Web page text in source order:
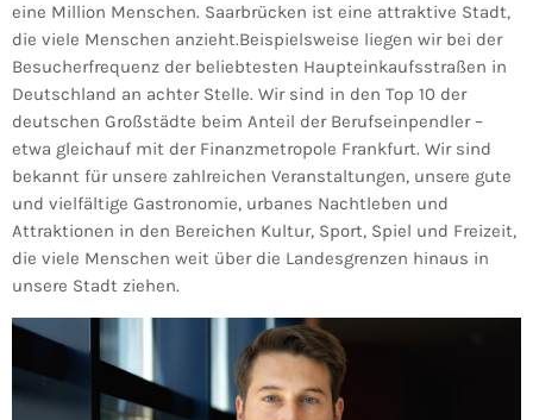
eine Million Menschen. Saarbrücken ist eine attraktive Stadt,
die viele Menschen anzieht.Beispielsweise liegen wir bei der
Besucherfrequenz der beliebtesten Haupteinkaufsstraßen in
Deutschland an achter Stelle. Wir sind in den Top 10 der
deutschen Großstädte beim Anteil der Berufseinpendler –
etwa gleichauf mit der Finanzmetropole Frankfurt. Wir sind
bekannt für unsere zahlreichen Veranstaltungen, unsere gute
und vielfältige Gastronomie, urbanes Nachtleben und
Attraktionen in den Bereichen Kultur, Sport, Spiel und Freizeit,
die viele Menschen weit über die Landesgrenzen hinaus in
unsere Stadt ziehen.